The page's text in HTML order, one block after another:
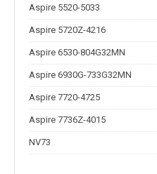
Aspire 5520-5033
Aspire 5720Z-4216
Aspire 6530-804G32MN
Aspire 6930G-733G32MN
Aspire 7720-4725
Aspire 7736Z-4015
NV73